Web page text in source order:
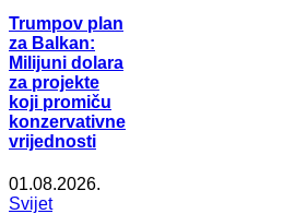
Trumpov plan
za Balkan:
Milijuni dolara
za projekte
koji promiču
konzervativne
vrijednosti
01.08.2026.
Svijet